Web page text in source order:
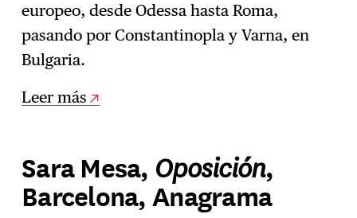
europeo, desde Odessa hasta Roma,
pasando por Constantinopla y Varna, en
Bulgaria.
Leer más
Sara Mesa, Oposición,
Barcelona, Anagrama